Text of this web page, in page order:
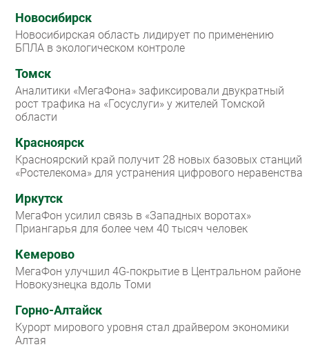
Новосибирск
Новосибирская область лидирует по применению
БПЛА в экологическом контроле
Томск
Аналитики «МегаФона» зафиксировали двукратный
рост трафика на «Госуслуги» у жителей Томской
области
Красноярск
Красноярский край получит 28 новых базовых станций
«Ростелекома» для устранения цифрового неравенства
Иркутск
МегаФон усилил связь в «Западных воротах»
Приангарья для более чем 40 тысяч человек
Кемерово
МегаФон улучшил 4G-покрытие в Центральном районе
Новокузнецка вдоль Томи
Горно-Алтайск
Курорт мирового уровня стал драйвером экономики
Алтая